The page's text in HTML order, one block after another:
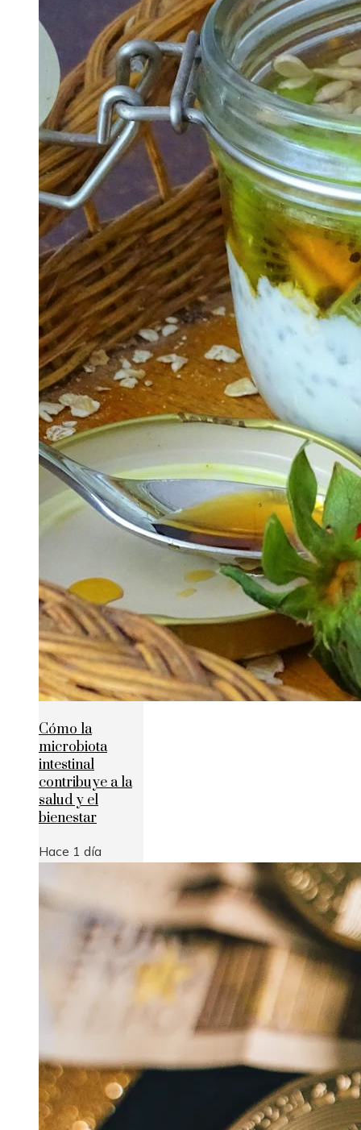
Cómo la
microbiota
intestinal
contribuye a la
salud y el
bienestar
Hace 1 día